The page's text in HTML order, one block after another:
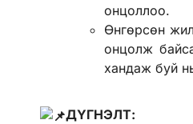
онцоллоо.
Өнгөрсөн
онцолж
хандаж буй
ДҮГНЭЛТ: